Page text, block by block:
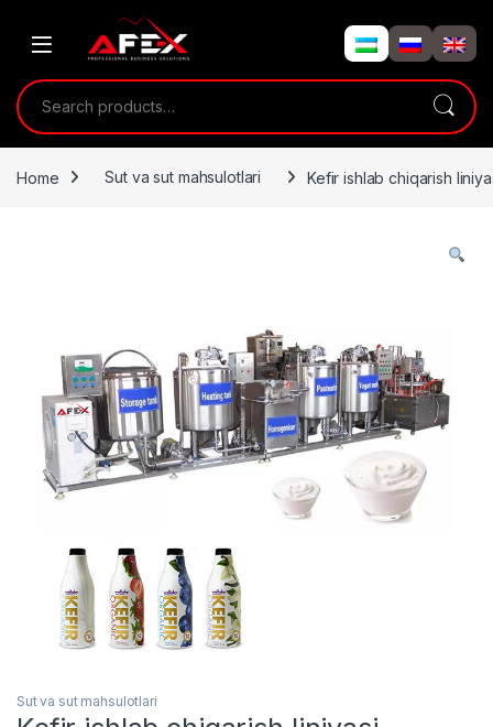
Search for:
Home Sut va sut mahsulotlari Kefir ishlab chiqarish
Sut va sut mahsulotlari